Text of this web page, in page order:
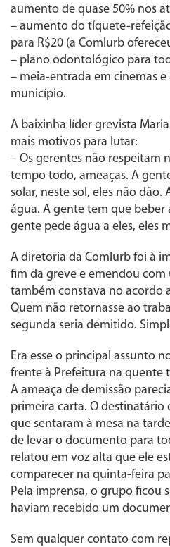
aumento de quase 50% nos
– aumento do tíquete-
para R$20 (a Comlurb
– plano odontológico para
– meia-entrada em cinemas
município.
A baixinha líder grevista
mais motivos para lutar:
– Os gerentes não respeitam
tempo todo, ameaças. A
solar, neste sol, eles não dão.
água. A gente tem que beber
gente pede água a eles, eles
A diretoria da Comlurb foi à
fim da greve e emendou com
também constava no acordo
Quem não retornasse ao
segunda seria demitido.
Era esse o principal assunto
frente à Prefeitura na quente
A ameaça de demissão
primeira carta. O destinatário
que sentaram à mesa na
de levar o documento para
relatou em voz alta que ele
comparecer na quinta-feira
Pela imprensa, o grupo ficou
haviam recebido um
Sem qualquer contato com